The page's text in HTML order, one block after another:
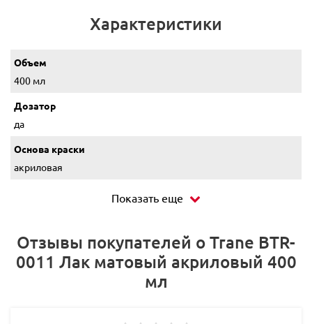
Характеристики
Объем
400 мл
Дозатор
да
Основа краски
акриловая
Показать еще
Отзывы покупателей о Trane BTR-
0011 Лак матовый акриловый 400
мл